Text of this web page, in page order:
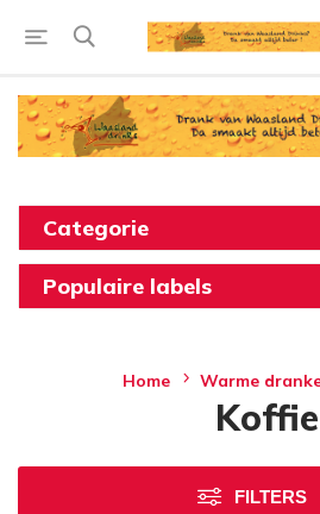
Categorie
Populaire labels
Home Warme
Koffie
FILTERS